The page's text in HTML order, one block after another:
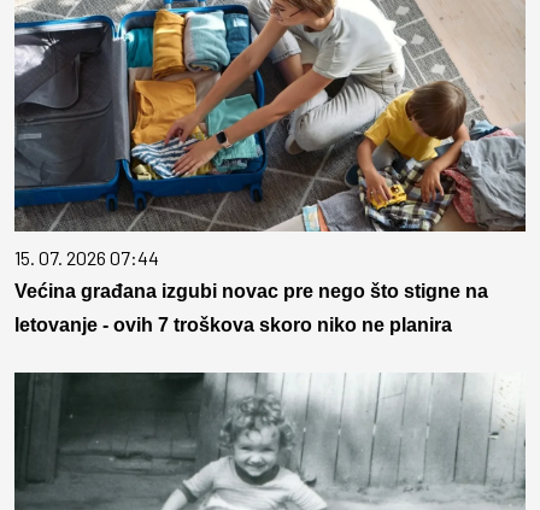
15. 07. 2026 07:44
Većina građana izgubi novac pre nego što stigne na
letovanje - ovih 7 troškova skoro niko ne planira